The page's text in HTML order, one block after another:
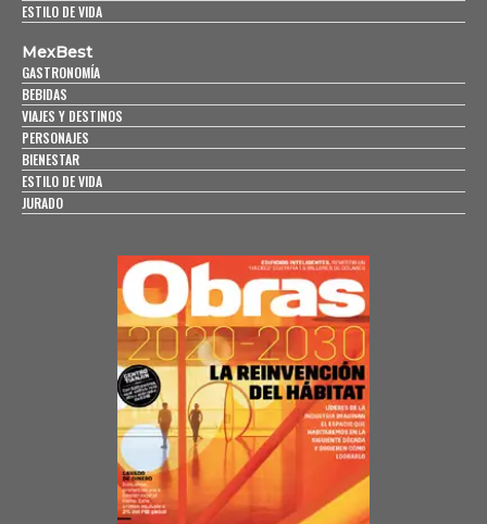
ESTILO DE VIDA
MexBest
GASTRONOMÍA
BEBIDAS
VIAJES Y DESTINOS
PERSONAJES
BIENESTAR
ESTILO DE VIDA
JURADO